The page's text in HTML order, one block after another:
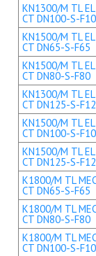
KN1300/M TL
CT DN100-S-
KN1500/M TL
CT DN65-S-F65
KN1500/M TL
CT DN80-S-F80
KN1300/M TL
CT DN125-S-
KN1500/M TL
CT DN100-S-
KN1500/M TL
CT DN125-S-
K1800/M TL
CT DN65-S-F65
K1800/M TL
CT DN80-S-F80
K1800/M TL
CT DN100-S-